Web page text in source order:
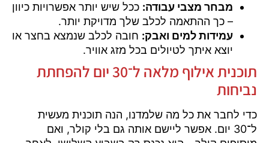
מבחר מצבי עבודה: ככל שיש יותר אפשרויות כיוון
– כך ההתאמה לכלב שלך מדויקת יותר.
עמידות למים ואבק: חובה לכלב שנמצא בחצר או
יוצא איתך לטיולים בכל מזג אוויר.
תוכנית אילוף מלאה ל־30 יום להפחתת
נביחות
כדי לחבר את כל מה שלמדנו, הנה תוכנית מעשית
ל־30 יום. אפשר ליישם אותה גם בלי קולר, ואם